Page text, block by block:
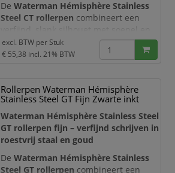
DeWaterman Hémisphère Stainless
Steel CT rollerpen combineert een
verfijnd, slank silhouet met soepel en
comfortabel schrijven. De geborstelde
roestvrijstalen houder wordt stijlvol
karakteristieke tweedelige Waterman-
clip. Het resultaat is een tijdloos
schrijfinstrument met een heldere, pr
excl. BTW per Stuk
€ 55,38 incl. 21% BTW
Rollerpen Waterman Hémisphère
Stainless Steel GT Fijn Zwarte inkt
Waterman Hémisphère Stainless Steel
GT rollerpen fijn – verfijnd schrijven in
roestvrij staal en goud
DeWaterman Hémisphère Stainless
Steel GT rollerpen combineert een